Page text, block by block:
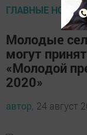
ГЛАВНЫЕ
Молодые
могут
«Молодой
2020»
автор, 24 август